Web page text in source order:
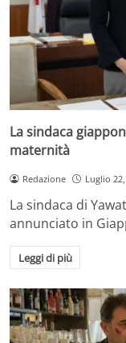
La sindaca
maternità
Redazione Luglio
La sindaca di
annunciato in
Leggi di più